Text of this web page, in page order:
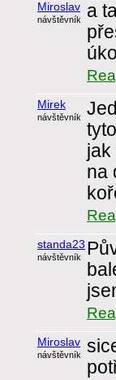
Miroslav
návštěvník
a
Mirek
návštěvník
jak
na
standa23
návštěvník
Miroslav
návštěvník